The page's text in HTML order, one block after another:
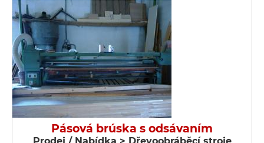
Pásová brúska s odsávaním